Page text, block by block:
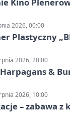
Kino
2026, 00:00
Plastyczny
2026, 20:00
&
2026, 10:00
– zabawa z